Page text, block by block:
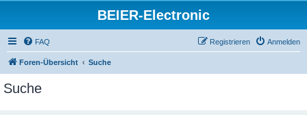
BEIER-Electronic
FAQ Anmelden
Registrieren
Foren-Übersicht Suche
Suche